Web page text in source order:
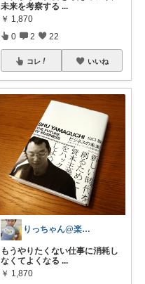
未来を考察する ...
￥ 1,870
0 2 22
コレ いいね
りっちゃん@楽天愛好家
もうやりたくない仕事に消耗し
なくてよくなる ...
￥ 1,870